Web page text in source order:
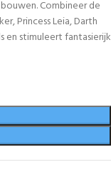
Combineer de
Princess Leia, Darth
en stimuleert fantasierijk